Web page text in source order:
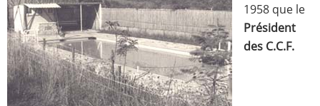
1958 que le
Président
des C.C.F.